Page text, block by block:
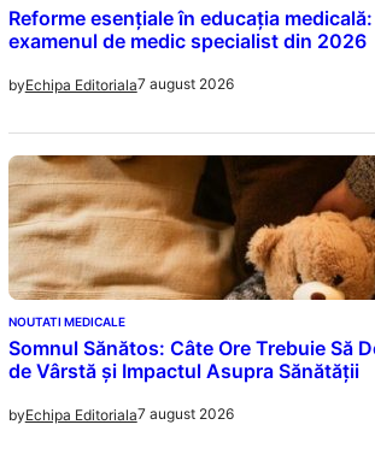
Reforme esențiale în educația
examenul de medic specialist din 2026
byEchipa Editoriala7 august 2026
NOUTATI MEDICALE
Somnul Sănătos: Câte Ore Trebuie Să
de Vârstă și Impactul Asupra Sănătății
byEchipa Editoriala7 august 2026